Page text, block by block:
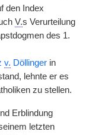
den Index
V.s Verurteilung
des 1.
v. Döllinger in
lehnte er es
zu stellen.
Erblindung
letzten